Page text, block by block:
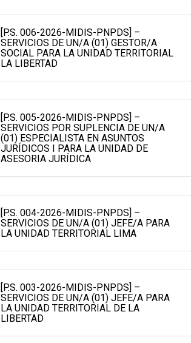
[P.S. 006-2026-MIDIS-PNPDS] –
SERVICIOS DE UN/A (01) GESTOR/A
SOCIAL PARA LA UNIDAD TERRITORIAL
LA LIBERTAD
[P.S. 005-2026-MIDIS-PNPDS] –
SERVICIOS POR SUPLENCIA DE UN/A
(01) ESPECIALISTA EN ASUNTOS
JURÍDICOS I PARA LA UNIDAD DE
ASESORIA JURÍDICA
[P.S. 004-2026-MIDIS-PNPDS] –
SERVICIOS DE UN/A (01) JEFE/A PARA
LA UNIDAD TERRITORIAL LIMA
[P.S. 003-2026-MIDIS-PNPDS] –
SERVICIOS DE UN/A (01) JEFE/A PARA
LA UNIDAD TERRITORIAL DE LA
LIBERTAD